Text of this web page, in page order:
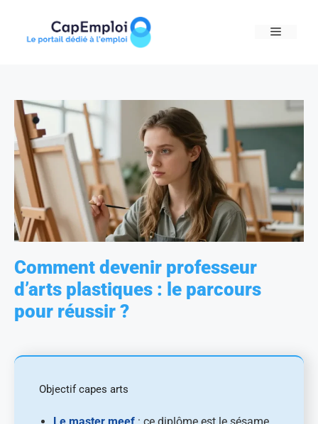
content
MENU
Comment devenir professeur
d’arts plastiques : le parcours
pour réussir ?
Objectif capes arts